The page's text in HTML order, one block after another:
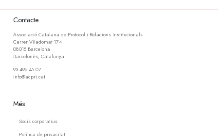
Contacte
Associació Catalana de Protocol i Relacions Institucionals
Carrer Viladomat 174
08015 Barcelona
Barcelonès, Catalunya
93 496 45 07
info@acpri.cat
Més
Socis corporatius
Política de privacitat